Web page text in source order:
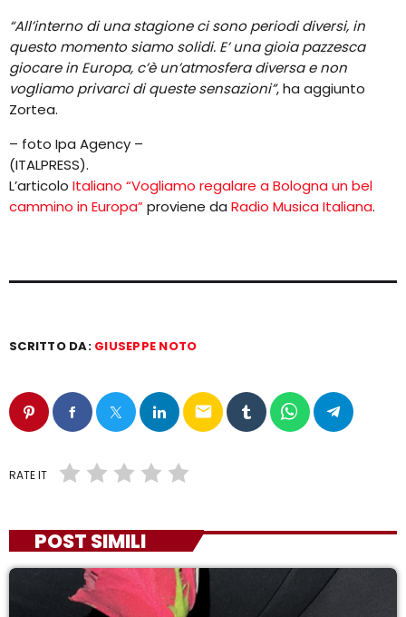
“All’interno di una stagione ci sono periodi diversi, in
questo momento siamo solidi. E’ una gioia pazzesca
giocare in Europa, c’è un’atmosfera diversa e non
vogliamo privarci di queste sensazioni”, ha aggiunto
Zortea.
– foto Ipa Agency –
(ITALPRESS).
L’articolo Italiano “Vogliamo regalare a Bologna un bel
cammino in Europa”proviene da Radio Musica Italiana.
SCRITTO DA: GIUSEPPE NOTO
email
RATE IT
POST SIMILI